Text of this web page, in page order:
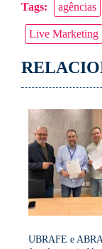
Tags: agências
Live Marketing
UBRAFE e